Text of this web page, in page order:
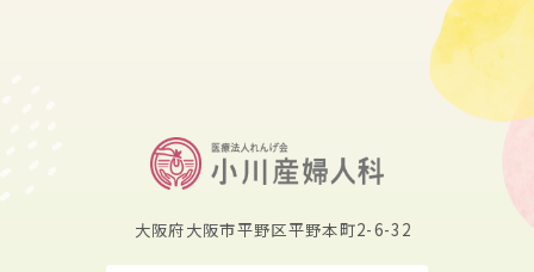
大阪府大阪市平野区平野本町2-6-32